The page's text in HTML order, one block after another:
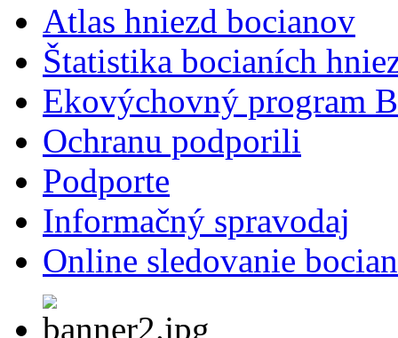
Atlas hniezd bocianov
Štatistika bocianích
Ekovýchovný program
Ochranu podporili
Podporte
Informačný spravodaj
Online sledovanie